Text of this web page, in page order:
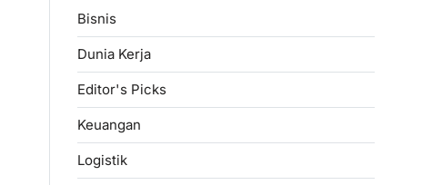
Bisnis
Dunia Kerja
Editor's Picks
Keuangan
Logistik